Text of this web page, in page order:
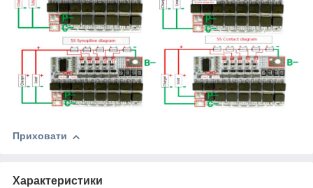
Приховати
Характеристики